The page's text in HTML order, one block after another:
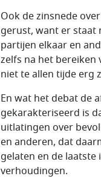
Ook de zinsnede
gerust, want er staat
partijen elkaar en
zelfs na het bereiken
niet te allen tijde erg
En wat het debat de
gekarakteriseerd is
uitlatingen over
en anderen, dat
gelaten en de
verhoudingen.